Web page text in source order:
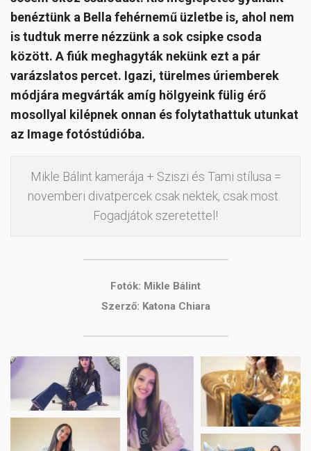
benéztünk a Bella fehérnemű üzletbe is, ahol nem
is tudtuk merre nézzünk a sok csipke csoda
között. A fiúk meghagyták nekünk ezt a pár
varázslatos percet. Igazi, türelmes úriemberek
módjára megvárták amíg hölgyeink fülig érő
mosollyal kilépnek onnan és folytathattuk utunkat
az Image fotóstúdióba.
Mikle Bálint kamerája + Sziszi és Tami stílusa =
novemberi divatpercek csak nektek, csak most.
Fogadjátok szeretettel!
Fotók: Mikle Bálint
Szerző: Katona Chiara